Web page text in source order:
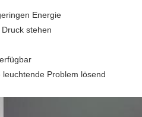
Energie
stehen
Problem lösend